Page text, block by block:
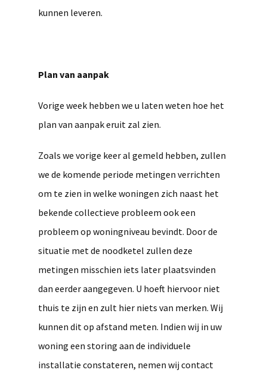
kunnen leveren.
Plan van aanpak
Vorige week hebben we u laten weten hoe het
plan van aanpak eruit zal zien.
Zoals we vorige keer al gemeld hebben, zullen
we de komende periode metingen verrichten
om te zien in welke woningen zich naast het
bekende collectieve probleem ook een
probleem op woningniveau bevindt. Door de
situatie met de noodketel zullen deze
metingen misschien iets later plaatsvinden
dan eerder aangegeven. U hoeft hiervoor niet
thuis te zijn en zult hier niets van merken. Wij
kunnen dit op afstand meten. Indien wij in uw
woning een storing aan de individuele
installatie constateren, nemen wij contact